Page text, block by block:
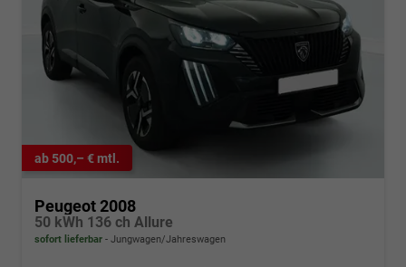
ab 500,– € mtl.
Peugeot 2008
50 kWh 136 ch Allure
sofort lieferbar Jungwagen/Jahreswagen